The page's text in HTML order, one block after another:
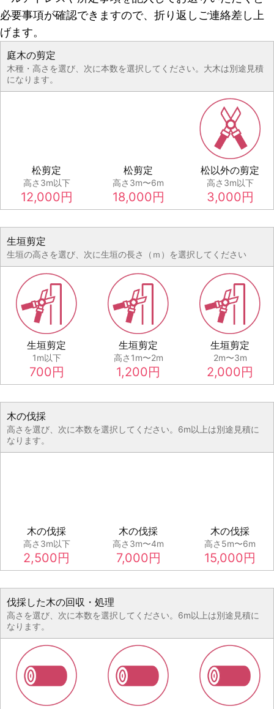
必要事項が確認できますので、折り返しご連絡差し上
げます。
庭木の剪定
木種・高さを選び、次に本数を選択してください。大木は別途見積
になります。
松剪定
高さ3m以下
12,000円
松剪定
高さ3m〜6m
18,000円
松以外の剪定
高さ3m以下
3,000円
生垣剪定
生垣の高さを選び、次に生垣の長さ（ｍ）を選択してください
生垣剪定
1m以下
700円
生垣剪定
高さ1m〜2m
1,200円
生垣剪定
2m〜3m
2,000円
木の伐採
高さを選び、次に本数を選択してください。6m以上は別途見積に
なります。
木の伐採
高さ3m以下
2,500円
木の伐採
高さ3m〜4m
7,000円
木の伐採
高さ5m〜6m
15,000円
伐採した木の回収・処理
高さを選び、次に本数を選択してください。6m以上は別途見積に
なります。